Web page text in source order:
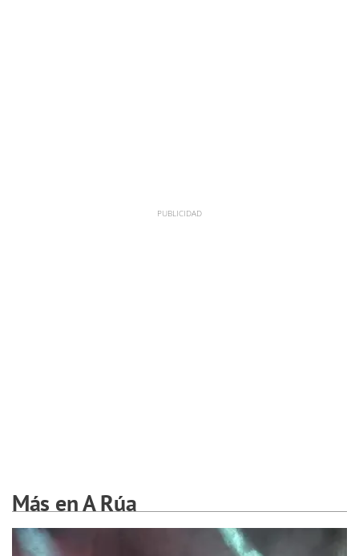
Más en A Rúa